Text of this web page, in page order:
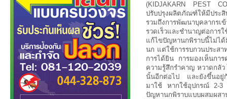
(KIDJAKARN PEST
ปรับปรุงผลิตภัณฑ์ให้มีปร
รวมถึงการพัฒนาบุคลากรเ
รวดเร็วและชำนาญต่อกา
แก้ไขปัญหานกพิราบนี้ไม่ไ
นก แต่ใช้การรบกวนประส
การได้ยิน การมองเห็นกา
ความรู้สึกรำคาญ หวาดกลั
นั้นอีกต่อไป และยังขึ้นอยู่
มาใช้ หากใช้อุปกรณ์ 2-3
ปัญหานกพิราบแบบผสมผส